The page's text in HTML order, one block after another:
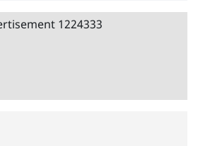
8 Min • दुनिया